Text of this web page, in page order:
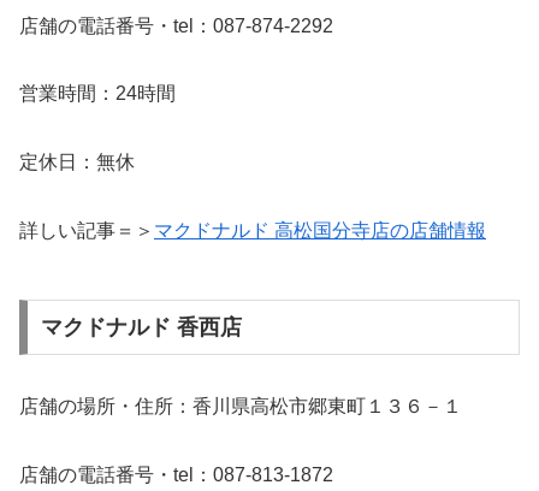
店舗の電話番号・tel：087-874-2292
営業時間：24時間
定休日：無休
詳しい記事＝＞ マクドナルド 高松国分寺店の店舗情報
マクドナルド 香西店
店舗の場所・住所：香川県高松市郷東町１３６－１
店舗の電話番号・tel：087-813-1872